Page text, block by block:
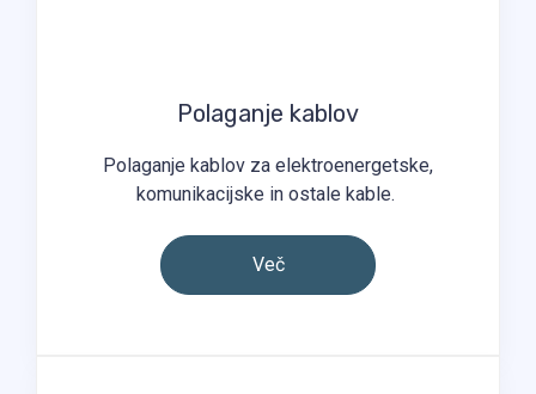
Polaganje kablov
Polaganje kablov za elektroenergetske,
komunikacijske in ostale kable. ​
Več